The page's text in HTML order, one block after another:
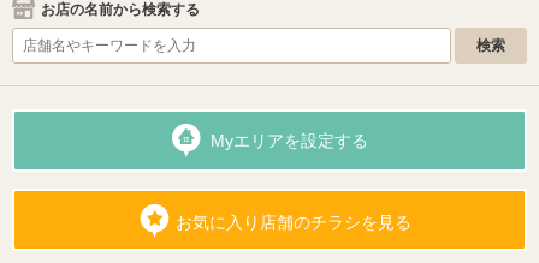
お店の名前から検索する
Myエリアを設定する
お気に入り店舗のチラシを見る